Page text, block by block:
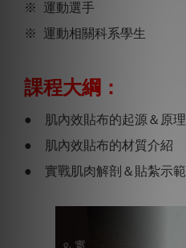
※ 運動選手
※ 運動相關科系學生
課程大綱：
● 肌內效貼布的起源＆原理
● 肌內效貼布的材質介紹
● 實戰肌肉解剖＆貼紮示範